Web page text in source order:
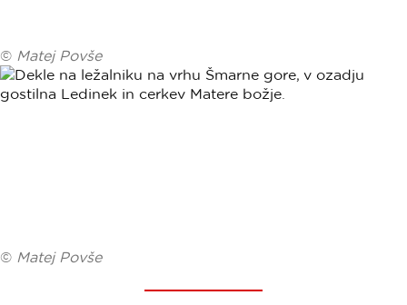
© Matej Povše
© Matej Povše